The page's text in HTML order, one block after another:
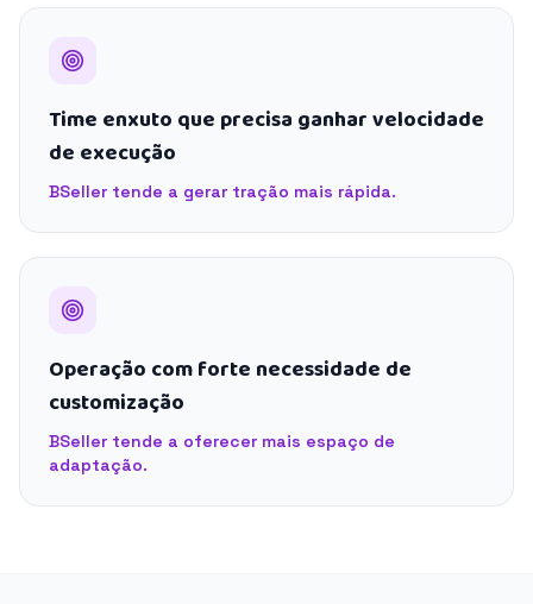
Time enxuto que precisa ganhar velocidade
de execução
BSeller tende a gerar tração mais rápida.
Operação com forte necessidade de
customização
BSeller tende a oferecer mais espaço de
adaptação.